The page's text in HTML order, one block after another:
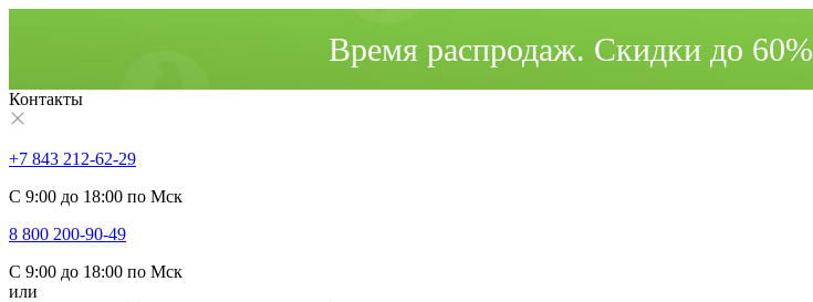
Время распродаж. Cкидки до 60%
Контакты
+7 843 212-62-29
С 9:00 до 18:00 по Мск
8 800 200-90-49
С 9:00 до 18:00 по Мск
или